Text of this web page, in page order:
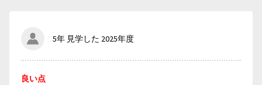
5年 見学した 2025年度
良い点